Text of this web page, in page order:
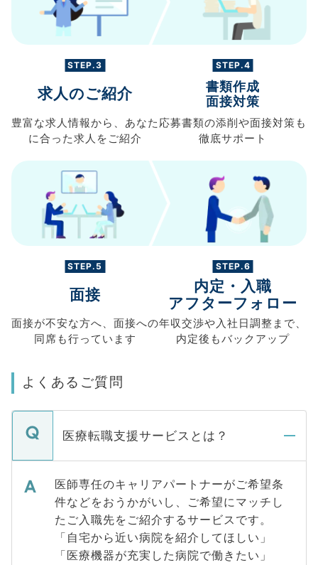
STEP.3
求人のご紹介
豊富な求人情報から、 あなた
に合った求人を ご紹介
STEP.4
書類作成
面接対策
応募書類の添削や面接対策も
徹底サポート
STEP.5
面接
面接が不安な方へ、 面接への
同席も行っています
STEP.6
内定・入職
アフターフォロー
年収交渉や入社日調整まで、
内定後もバックアップ
よくあるご質問
医療転職支援サービスとは？
医師専任のキャリアパートナーがご希望条
件などをおうかがいし、ご希望にマッチし
たご入職先をご紹介するサービスです。
「自宅から近い病院を紹介してほしい」
「医療機器が充実した病院で働きたい」